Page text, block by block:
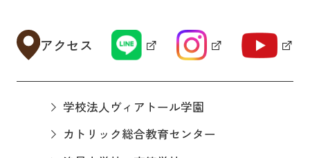
アクセス
学校法人ヴィアトール学園
カトリック総合教育センター